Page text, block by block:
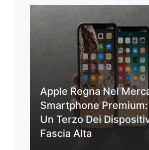
Apple Regna Nel
Smartphone
Un Terzo Dei
Fascia Alta